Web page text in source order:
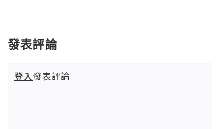
發表評論
登入發表評論